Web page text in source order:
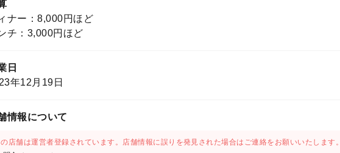
ナー：8,000円ほど
チ：3,000円ほど
日
年12月19日
情報について
の店舗は運営者登録されています。店舗情報に誤りを発見された場合はご連絡をお願いいたします。